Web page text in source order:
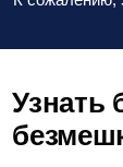
Узнать